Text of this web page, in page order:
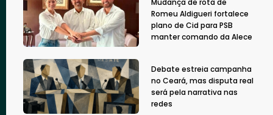
Romeu Aldigueri fortalece
plano de Cid para PSB
manter comando da Alece
Debate estreia campanha
no Ceará, mas disputa real
será pela narrativa nas
redes